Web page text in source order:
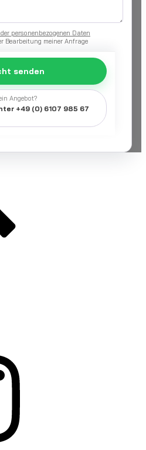
personenbezogenen Daten
Bearbeitung meiner Anfrage
senden
Angebot?
+49 (0) 6107 985 67